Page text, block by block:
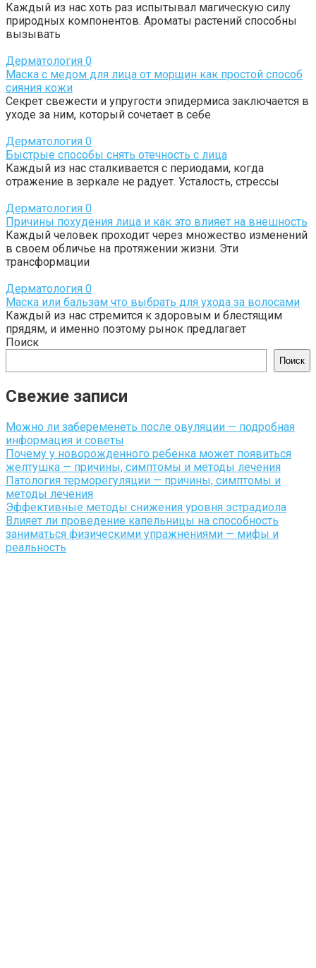
Каждый из нас хоть раз испытывал магическую силу
природных компонентов. Ароматы растений способны
вызывать
Дерматология 0
Маска с медом для лица от морщин как простой способ
сияния кожи
Секрет свежести и упругости эпидермиса заключается в
уходе за ним, который сочетает в себе
Дерматология 0
Быстрые способы снять отечность с лица
Каждый из нас сталкивается с периодами, когда
отражение в зеркале не радует. Усталость, стрессы
Дерматология 0
Причины похудения лица и как это влияет на внешность
Каждый человек проходит через множество изменений
в своем обличье на протяжении жизни. Эти
трансформации
Дерматология 0
Маска или бальзам что выбрать для ухода за волосами
Каждый из нас стремится к здоровым и блестящим
прядям, и именно поэтому рынок предлагает
Поиск
Поиск
Свежие записи
Можно ли забеременеть после овуляции — подробная
информация и советы
Почему у новорожденного ребенка может появиться
желтушка — причины, симптомы и методы лечения
Патология терморегуляции — причины, симптомы и
методы лечения
Эффективные методы снижения уровня эстрадиола
Влияет ли проведение капельницы на способность
заниматься физическими упражнениями — мифы и
реальность